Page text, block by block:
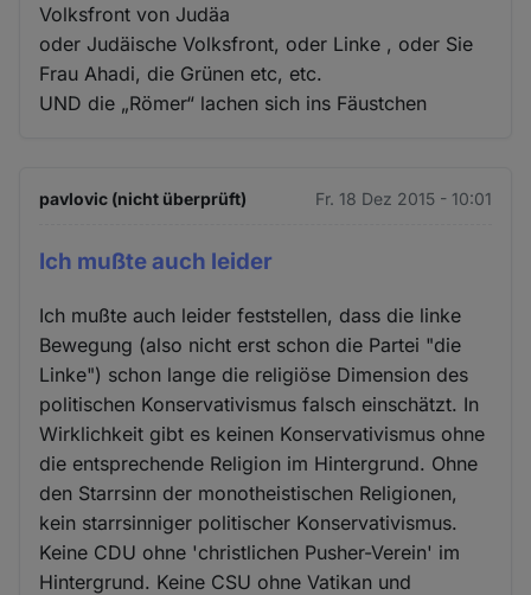
Volksfront von Judäa
oder Judäische Volksfront, oder Linke , oder Sie
Frau Ahadi, die Grünen etc, etc.
UND die „Römer“ lachen sich ins Fäustchen
pavlovic (nicht überprüft) Fr. 18 Dez 2015 - 10:01
Ich mußte auch leider
Ich mußte auch leider feststellen, dass die linke
Bewegung (also nicht erst schon die Partei "die
Linke") schon lange die religiöse Dimension des
politischen Konservativismus falsch einschätzt. In
Wirklichkeit gibt es keinen Konservativismus ohne
die entsprechende Religion im Hintergrund. Ohne
den Starrsinn der monotheistischen Religionen,
kein starrsinniger politischer Konservativismus.
Keine CDU ohne 'christlichen Pusher-Verein' im
Hintergrund. Keine CSU ohne Vatikan und